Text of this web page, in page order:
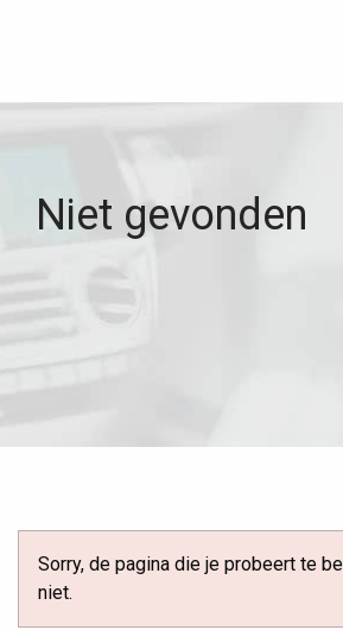
Niet gevonden
Sorry, de pagina die je probeert te
niet.